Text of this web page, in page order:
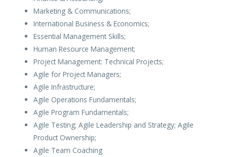
Marketing & Communications;
International Business & Economics;
Essential Management Skills;
Human Resource Management;
Project Management: Technical Projects;
Agile for Project Managers;
Agile Infrastructure;
Agile Operations Fundamentals;
Agile Program Fundamentals;
Agile Testing; Agile Leadership and Strategy; Agile
Product Ownership;
Agile Team Coaching